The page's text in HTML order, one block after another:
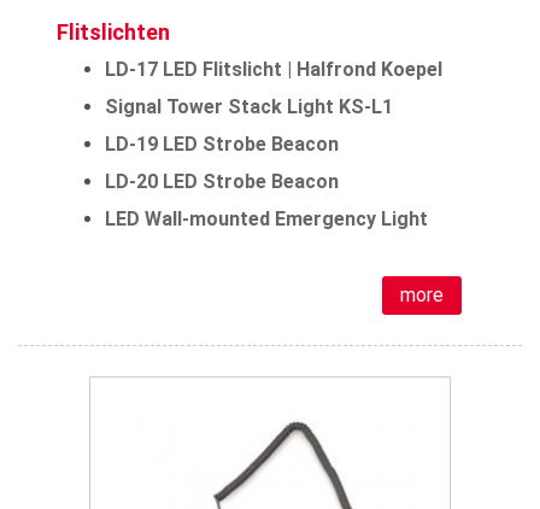
Flitslichten
LD-17 LED Flitslicht | Halfrond Koepel
Signal Tower Stack Light KS-L1
LD-19 LED Strobe Beacon
LD-20 LED Strobe Beacon
LED Wall-mounted Emergency Light
more